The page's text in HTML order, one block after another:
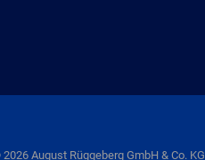
August Rüggeberg GmbH & Co. KG